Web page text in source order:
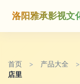
首页 > 产品大全 >
店里